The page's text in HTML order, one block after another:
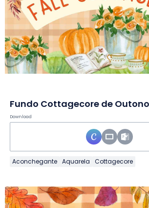
Download
Aconchegante Aquarela Cottagecore